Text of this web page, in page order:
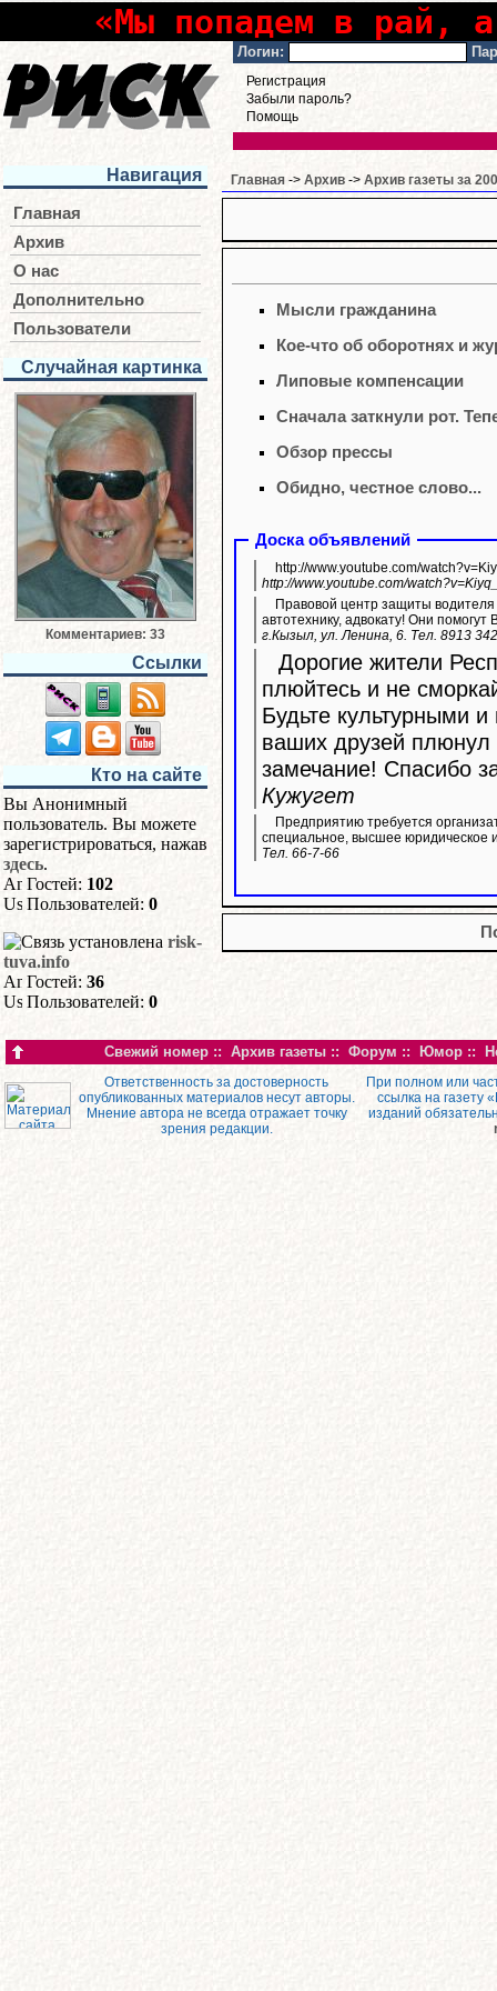
«Мы попадем в рай,
Логин:
Регистрация
Забыли пароль?
Помощь
Навигация
Главная
Архив
О нас
Дополнительно
Пользователи
Случайная картинка
Комментариев: 33
Ссылки
Кто на сайте
Вы Анонимный
пользователь. Вы можете
зарегистрироваться, нажав
здесь.
Гостей: 102
Пользователей: 0
risk-
tuva.info
Гостей: 36
Пользователей: 0
Главная -> Архив -> Архив газеты за
Мысли гражданина
Кое-что об оборотнях и
Липовые компенсации
Сначала заткнули рот.
Обзор прессы
Обидно, честное слово...
Доска объявлений
http://www.youtube.com/
http://www.youtube.com/
Правовой центр защиты
автотехнику, адвокату! Они помогут
г.Кызыл, ул. Ленина, 6. Тел. 8913
Дорогие жители
плюйтесь и не
Будьте культурными
ваших друзей
замечание! Спасибо
Кужугет
Предприятию требуется
специальное, высшее юридическое
Тел. 66-7-66
Свежий номер :: Архив газеты :: Форум :: Юмор ::
Ответственность за достоверность
опубликованных материалов несут авторы.
Мнение автора не всегда отражает точку
зрения редакции.
При полном или
ссылка на газету
изданий